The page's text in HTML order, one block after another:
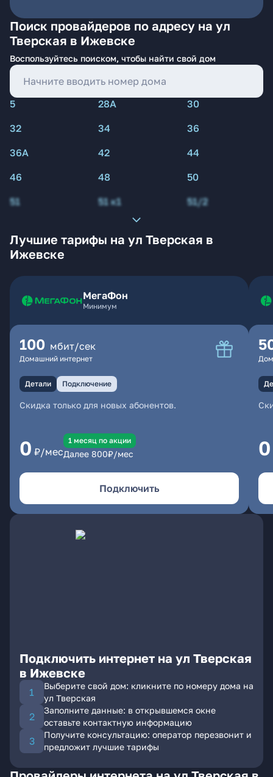
Поиск провайдеров по адресу на ул
Тверская в Ижевске
Воспользуйтесь поиском, чтобы найти свой дом
5 28А
30
32
34
36
36А
42
44
46
48
50
51
51 к1 51/2
Лучшие тарифы на ул Тверская в
Ижевске
МегаФон
Минимум
100 мбит/сек
Домашний интернет
Детали Подключение
Скидка только для новых абонентов.
0 ₽/мес
1 месяц по акции
Далее 800₽/мес
Подключить
0
Подключить интернет на ул Тверская
в Ижевске
Выберите свой дом: кликните по номеру дома на
ул Тверская
Заполните данные: в открывшемся окне
оставьте контактную информацию
Получите консультацию: оператор перезвонит и
предложит лучшие тарифы